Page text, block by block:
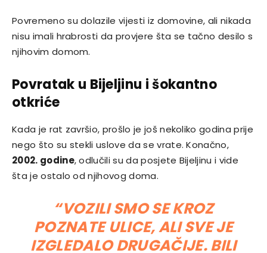
Povremeno su dolazile vijesti iz domovine, ali nikada
nisu imali hrabrosti da provjere šta se tačno desilo s
njihovim domom.
Povratak u Bijeljinu i šokantno
otkriće
Kada je rat završio, prošlo je još nekoliko godina prije
nego što su stekli uslove da se vrate. Konačno,
2002. godine, odlučili su da posjete Bijeljinu i vide
šta je ostalo od njihovog doma.
“VOZILI SMO SE KROZ
POZNATE ULICE, ALI SVE JE
IZGLEDALO DRUGAČIJE. BILI